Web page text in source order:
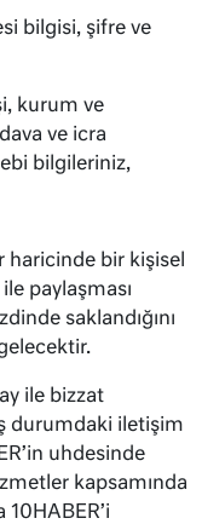
bilgisi, şifre ve
kurum ve
ve icra
bilgileriniz,
haricinde bir kişisel
paylaşması
saklandığını
ile bizzat
durumdaki iletişim
uhdesinde
kapsamında